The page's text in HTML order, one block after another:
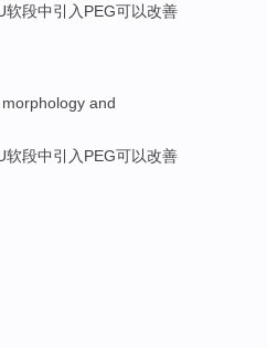
软段中引入PEG可以改善
morphology and
软段中引入PEG可以改善